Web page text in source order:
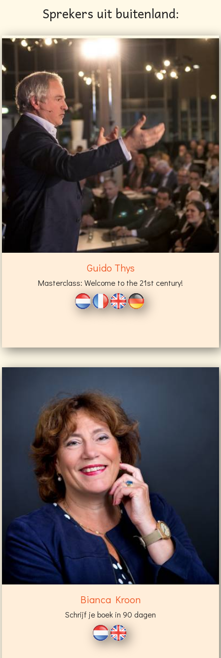
Sprekers uit buitenland:
Guido Thys
Masterclass: Welcome to the 21st century!
Bianca Kroon
Schrijf je boek in 90 dagen